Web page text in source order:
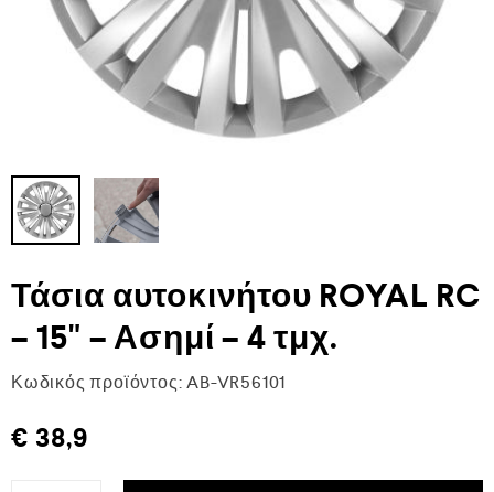
Τάσια αυτοκινήτου ROYAL RC
– 15" – Ασημί – 4 τμχ.
Κωδικός προϊόντος: AB-VR56101
€ 38,9